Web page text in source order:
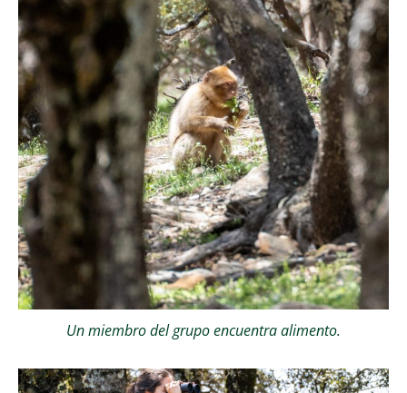
Un miembro del grupo encuentra alimento.